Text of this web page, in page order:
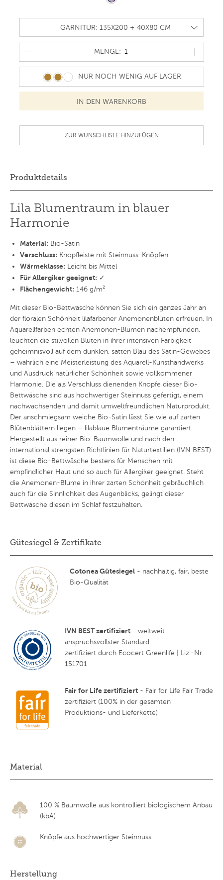
MENGE: MENGE
NUR NOCH WENIG AUF LAGER
ZUR WUNSCHLISTE HINZUFÜGEN
Produktdetails
Lila Blumentraum in blauer
Harmonie
Material: Bio-Satin
Verschluss: Knopfleiste mit Steinnuss-Knöpfen
Wärmeklasse: Leicht bis Mittel
Für Allergiker geeignet: ✓
Flächengewicht: 146 g/m²
Mit dieser Bio-Bettwäsche können Sie sich ein ganzes Jahr an
der floralen Schönheit lilafarbener Anemonenblüten erfreuen. In
Aquarellfarben echten Anemonen-Blumen nachempfunden,
leuchten die stilvollen Blüten in ihrer intensiven Farbigkeit
geheimnisvoll auf dem dunklen, satten Blau des Satin-Gewebes
– wahrlich eine Meisterleistung des Aquarell-Kunsthandwerks
und Ausdruck natürlicher Schönheit sowie vollkommener
Harmonie. Die als Verschluss dienenden Knöpfe dieser Bio-
Bettwäsche sind aus hochwertiger Steinnuss gefertigt, einem
nachwachsenden und damit umweltfreundlichen Naturprodukt.
Der anschmiegsam weiche Bio-Satin lässt Sie wie auf zarten
Blütenblättern liegen – lilablaue Blumenträume garantiert.
Hergestellt aus reiner Bio-Baumwolle und nach den
international strengsten Richtlinien für Naturtextilien (IVN BEST)
ist diese Bio-Bettwäsche bestens für Menschen mit
empfindlicher Haut und so auch für Allergiker geeignet. Steht
die Anemonen-Blume in ihrer zarten Schönheit gebräuchlich
auch für die Sinnlichkeit des Augenblicks, gelingt dieser
Bettwäsche diesen im Schlaf festzuhalten.
Gütesiegel & Zertifikate
Cotonea Gütesiegel - nachhaltig, fair, beste
Bio-Qualität
IVN BEST zertifiziert - weltweit
anspruchsvollster Standard
zertifiziert durch Ecocert Greenlife | Liz.-Nr.
151701
Fair for Life zertifiziert - Fair for Life Fair Trade
zertifiziert (100% in der gesamten
Produktions- und Lieferkette)
Material
100 % Baumwolle aus kontrolliert biologischem Anbau
(kbA)
Knöpfe aus hochwertiger Steinnuss
Herstellung